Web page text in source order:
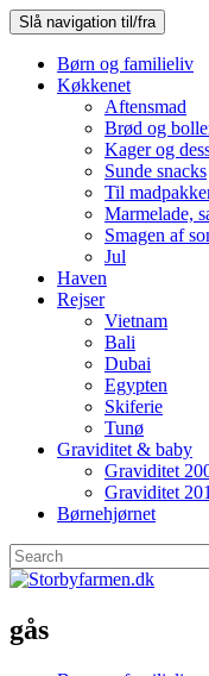
Slå navigation til/fra
Børn og familieliv
Køkkenet
Aftensmad
Brød og
Kager og
Sunde snacks
Til
Marmelade,
Smagen af
Jul
Haven
Rejser
Vietnam
Bali
Dubai
Egypten
Skiferie
Tunø
Graviditet & baby
Graviditet
Graviditet
Børnehjørnet
gås